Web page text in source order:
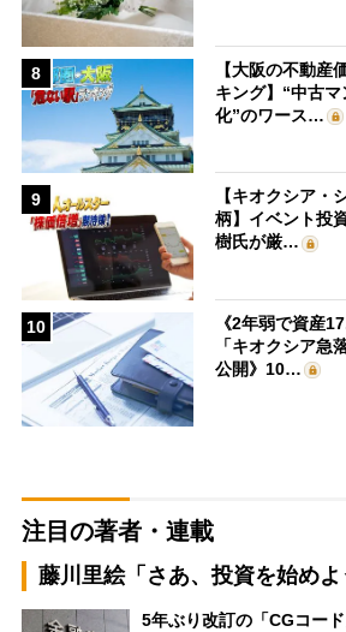
8
【大阪の不動産
キング】“中古
化”のワース…
9
【キオクシア・
柄】イベント投
樹氏が厳…
10
《2年弱で資産
「キオクシア急
公開》10…
注目の著者・連載
藤川里絵「さあ、投資を始めよ
5年ぶり改訂の「CGコー